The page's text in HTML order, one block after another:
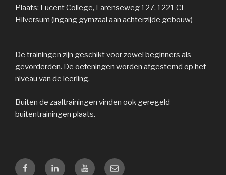
Plaats: Lucent College, Larenseweg 127, 1221 CL
Hilversum (ingang gymzaal aan achterzijde gebouw)
De trainingen zijn geschikt voor zowel beginners als
gevorderden. De oefeningen worden afgestemd op het
niveau van de leerling.
Buiten de zaaltrainingen vinden ook geregeld
buitentrainingen plaats.
FacebookLinkedinYoutubeEmail